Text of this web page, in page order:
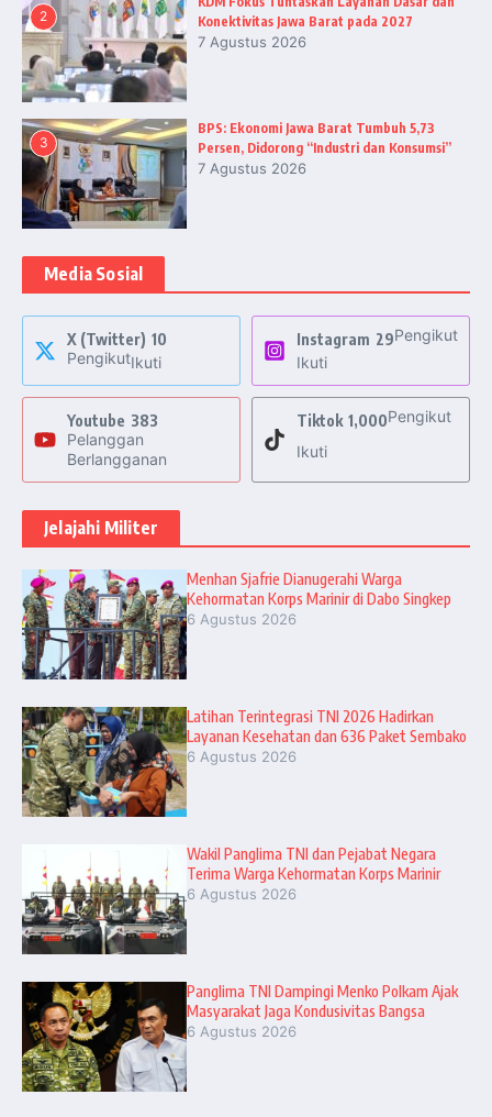
2
Konektivitas Jawa Barat pada 2027
7 Agustus 2026
3
BPS: Ekonomi Jawa Barat Tumbuh 5,73
Persen, Didorong “Industri dan Konsumsi”
7 Agustus 2026
Media Sosial
X (Twitter) 10
PengikutIkuti
Instagram 29Pengikut
Ikuti
Youtube 383
Pelanggan
Berlangganan
Tiktok 1,000Pengikut
Ikuti
Jelajahi Militer
Menhan Sjafrie Dianugerahi Warga
Kehormatan Korps Marinir di Dabo Singkep
6 Agustus 2026
Latihan Terintegrasi TNI 2026 Hadirkan
Layanan Kesehatan dan 636 Paket Sembako
6 Agustus 2026
Wakil Panglima TNI dan Pejabat Negara
Terima Warga Kehormatan Korps Marinir
6 Agustus 2026
Panglima TNI Dampingi Menko Polkam Ajak
Masyarakat Jaga Kondusivitas Bangsa
6 Agustus 2026